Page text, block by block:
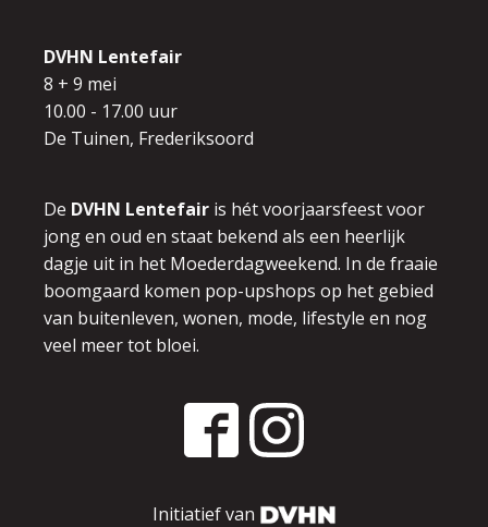
DVHN Lentefair
8 + 9 mei
10.00 - 17.00 uur
De Tuinen, Frederiksoord
De DVHN Lentefair is hét voorjaarsfeest voor
jong en oud en staat bekend als een heerlijk
dagje uit in het Moederdagweekend. In de fraaie
boomgaard komen pop-upshops op het gebied
van buitenleven, wonen, mode, lifestyle en nog
veel meer tot bloei.
Initiatief van